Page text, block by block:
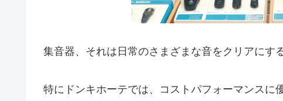
集音器、それは日常のさまざまな音をクリアにす
特にドンキホーテでは、コストパフォーマンスに